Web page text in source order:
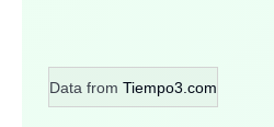
Data from Tiempo3.com